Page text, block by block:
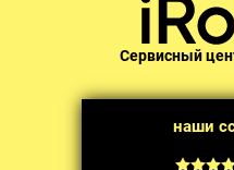
Сервисный
наши